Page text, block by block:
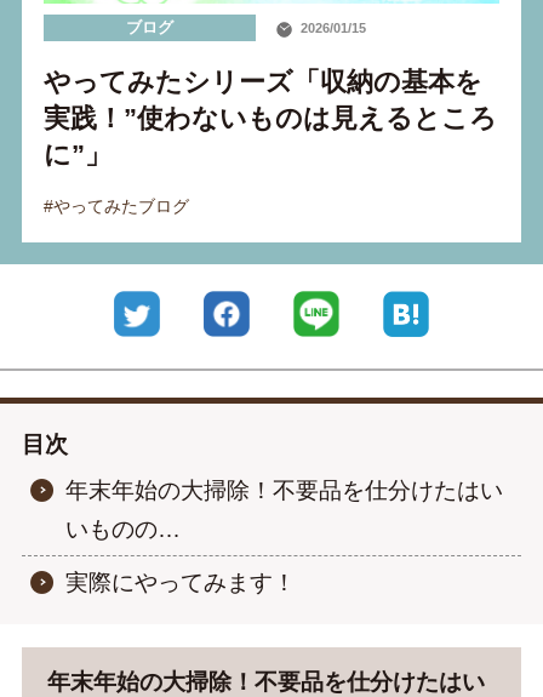
入居者アンケート
運営会社
ブログ 2026/01/15
やってみたシリーズ「収納の基本を
実践！”使わないものは見えるところ
に”」
#やってみたブログ
Twitter Facebook LINE
目次
年末年始の大掃除！不要品を仕分けたはい
いものの…
実際にやってみます！
年末年始の大掃除！不要品を仕分けたはい